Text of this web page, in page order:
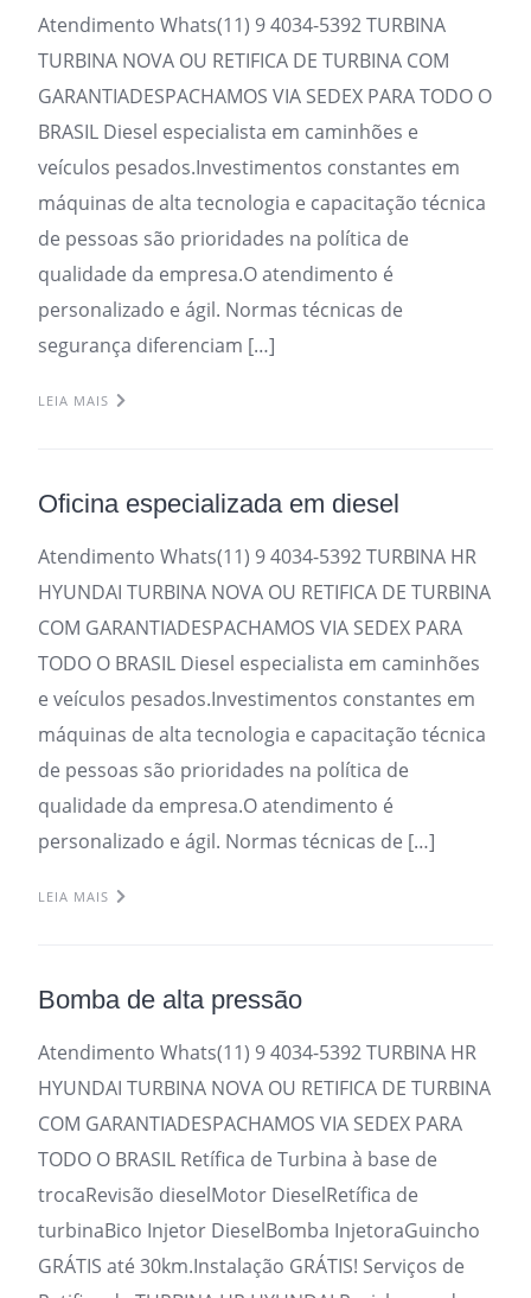
Atendimento Whats(11) 9 4034-5392 TURBINA
TURBINA NOVA OU RETIFICA DE TURBINA COM
GARANTIADESPACHAMOS VIA SEDEX PARA TODO O
BRASIL Diesel especialista em caminhões e
veículos pesados.Investimentos constantes em
máquinas de alta tecnologia e capacitação técnica
de pessoas são prioridades na política de
qualidade da empresa.O atendimento é
personalizado e ágil. Normas técnicas de
segurança diferenciam […]
LEIA MAIS
Oficina especializada em diesel
Atendimento Whats(11) 9 4034-5392 TURBINA HR
HYUNDAI TURBINA NOVA OU RETIFICA DE TURBINA
COM GARANTIADESPACHAMOS VIA SEDEX PARA
TODO O BRASIL Diesel especialista em caminhões
e veículos pesados.Investimentos constantes em
máquinas de alta tecnologia e capacitação técnica
de pessoas são prioridades na política de
qualidade da empresa.O atendimento é
personalizado e ágil. Normas técnicas de […]
LEIA MAIS
Bomba de alta pressão
Atendimento Whats(11) 9 4034-5392 TURBINA HR
HYUNDAI TURBINA NOVA OU RETIFICA DE TURBINA
COM GARANTIADESPACHAMOS VIA SEDEX PARA
TODO O BRASIL Retífica de Turbina à base de
trocaRevisão dieselMotor DieselRetífica de
turbinaBico Injetor DieselBomba InjetoraGuincho
GRÁTIS até 30km.Instalação GRÁTIS! Serviços de